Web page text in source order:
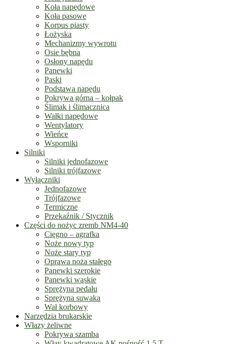
Koła napędowe
Koła pasowe
Korpus piasty
Łożyska
Mechanizmy wywrotu
Osie bębna
Osłony napędu
Panewki
Paski
Podstawa napędu
Pokrywa górna – kołpak
Ślimak i ślimacznica
Wałki napędowe
Wentylatory
Wieńce
Wsporniki
Silniki
Silniki jednofazowe
Silniki trójfazowe
Wyłączniki
Jednofazowe
Trójfazowe
Termiczne
Przekaźnik / Stycznik
Części do nożyc zremb NM4-40
Cięgno – agrafka
Noże nowy typ
Noże stary typ
Oprawa noża stałego
Panewki szerokie
Panewki wąskie
Sprężyna pedału
Sprężyna suwaka
Wał korbowy
Narzędzia brukarskie
Włazy żeliwne
Pokrywa szamba